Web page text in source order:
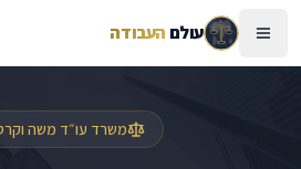
עולםהעבודה
משרד עו״ד משה